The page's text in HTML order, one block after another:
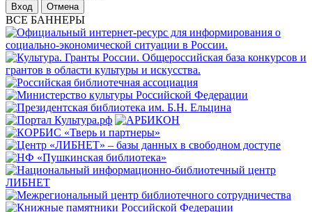
Отмена
ВСЕ БАННЕРЫ